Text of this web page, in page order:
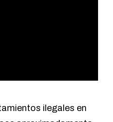
ilegales en